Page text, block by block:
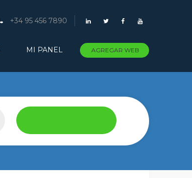
+34 95 456 7890
MI PANEL AGREGAR WEB